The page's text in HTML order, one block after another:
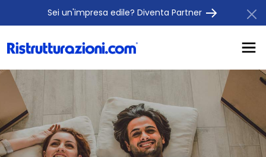
Sei un'impresa edile? Diventa Partner